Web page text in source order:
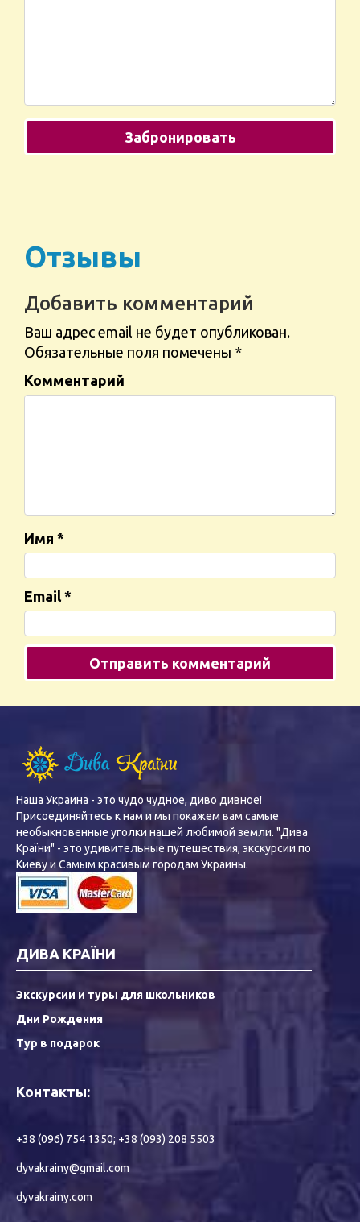
Отзывы
Добавить комментарий
Ваш адрес email не будет опубликован.
Обязательные поля помечены *
Комментарий
Имя *
Email *
Наша Украина - это чудо чудное, диво дивное!
Присоединяйтесь к нам и мы покажем вам самые
необыкновенные уголки нашей любимой земли. "Дива
Країни" - это удивительные путешествия, экскурсии по
Киеву и Самым красивым городам Украины.
ДИВА КРАЇНИ
Экскурсии и туры для школьников
Дни Рождения
Тур в подарок
Контакты:
+38 (096) 754 1350; +38 (093) 208 5503
dyvakrainy@gmail.com
dyvakrainy.com